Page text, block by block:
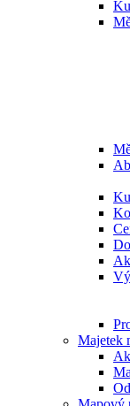
Majetek